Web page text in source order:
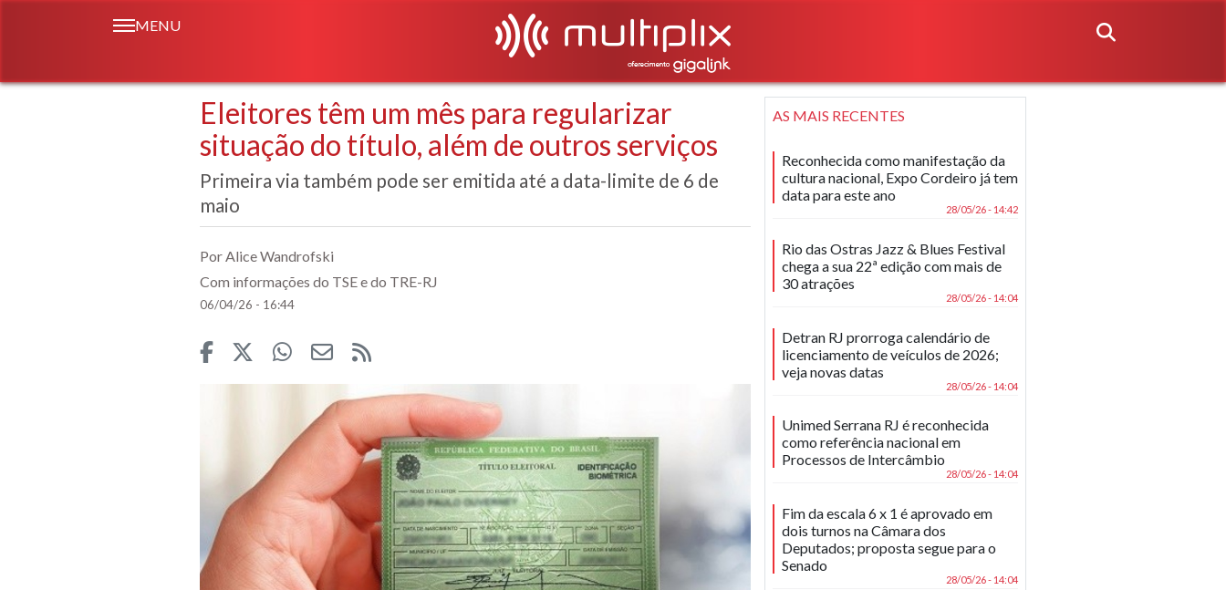
MENU
Eleitores têm um mês para regularizar
situação do título, além de outros serviços
Primeira via também pode ser emitida até a data-limite de 6 de
maio
Por Alice Wandrofski
Com informações do TSE e do TRE-RJ
06/04/26 - 16:44
AS MAIS RECENTES
Reconhecida como manifestação da
cultura nacional, Expo Cordeiro já tem
data para este ano
28/05/26 - 14:42
Rio das Ostras Jazz & Blues Festival
chega a sua 22ª edição com mais de
30 atrações
28/05/26 - 14:04
Detran RJ prorroga calendário de
licenciamento de veículos de 2026;
veja novas datas
28/05/26 - 14:04
Unimed Serrana RJ é reconhecida
como referência nacional em
Processos de Intercâmbio
28/05/26 - 14:04
Fim da escala 6 x 1 é aprovado em
dois turnos na Câmara dos
Deputados; proposta segue para o
Senado
28/05/26 - 14:04